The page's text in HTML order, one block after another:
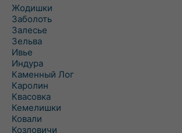
Жодишки
Заболоть
Залесье
Зельва
Ивье
Индура
Каменный Лог
Каролин
Квасовка
Кемелишки
Ковали
Козловичи